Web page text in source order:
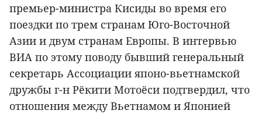
премьер-министра Кисиды во время его
поездки по трем странам Юго-Восточной
Азии и двум странам Европы. В интервью
ВИА по этому поводу бывший генеральный
секретарь Ассоциации японо-вьетнамской
дружбы г-н Рёкити Мотоёси подтвердил, что
отношения между Вьетнамом и Японией